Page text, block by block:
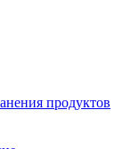
продуктов